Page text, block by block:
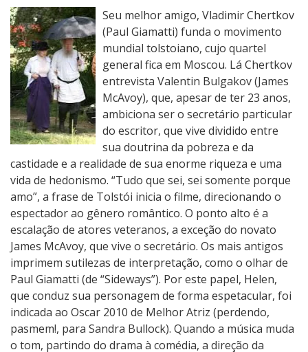
Seu melhor amigo, Vladimir Chertkov
(Paul Giamatti) funda o movimento
mundial tolstoiano, cujo quartel
general fica em Moscou. Lá Chertkov
entrevista Valentin Bulgakov (James
McAvoy), que, apesar de ter 23 anos,
ambiciona ser o secretário particular
do escritor, que vive dividido entre
sua doutrina da pobreza e da
castidade e a realidade de sua enorme riqueza e uma
vida de hedonismo. “Tudo que sei, sei somente porque
amo”, a frase de Tolstói inicia o filme, direcionando o
espectador ao gênero romântico. O ponto alto é a
escalação de atores veteranos, a exceção do novato
James McAvoy, que vive o secretário. Os mais antigos
imprimem sutilezas de interpretação, como o olhar de
Paul Giamatti (de “Sideways”). Por este papel, Helen,
que conduz sua personagem de forma espetacular, foi
indicada ao Oscar 2010 de Melhor Atriz (perdendo,
pasmem!, para Sandra Bullock). Quando a música muda
o tom, partindo do drama à comédia, a direção da